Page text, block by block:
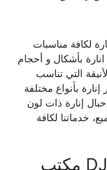
لكافة مناسبات
بأشكال و أحجام
التي تناسب
بأنواع مختلفة
إنارة ذات لون
خدماتنا لكافة
خدمة تأجير دي جي DJ مكتب